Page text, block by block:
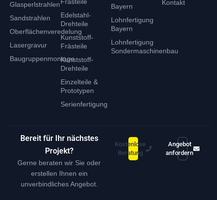
Glasperlstrahlen
Sandstrahlen
Oberflächenveredelung
Lasergravur
Baugruppenmontage
Edelstahl-
Drehteile
Kunststoff-
Frästeile
Kunststoff-
Drehteile
Einzelteile &
Prototypen
Serienfertigung
Bayern
Lohnfertigung
Bayern
Lohnfertigung
Sondermaschinenbau
Kontakt
Bereit für Ihr nächstes
Projekt?
Gerne beraten wir Sie oder
erstellen Ihnen ein
unverbindliches Angebot.
Kostenlose
Beratung
Angebot
anfordern